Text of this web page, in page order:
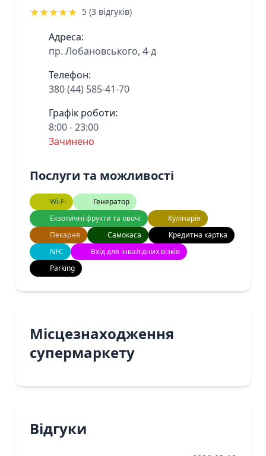
★★★★★ 5 (3 відгуків)
Адреса:
пр. Лобановського, 4-д
Телефон:
380 (44) 585-41-70
Графік роботи:
8:00 - 23:00
Зачинено
Послуги та можливості
Wi-Fi
Генератор
Екзотичні фрукти та овочі
Кулінарія
Пекарня
Самокаса
Кредитна картка
NFC
Вхід для інвалідних візків
Parking
Місцезнаходження
супермаркету
Відгуки